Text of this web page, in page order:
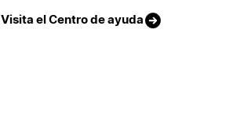
Visita el Centro de ayuda